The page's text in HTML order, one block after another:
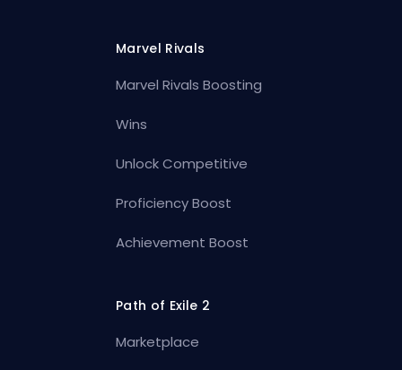
Marvel Rivals
Marvel Rivals Boosting
Wins
Unlock Competitive
Proficiency Boost
Achievement Boost
Path of Exile 2
Marketplace